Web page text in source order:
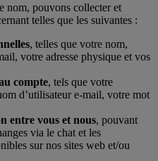
nom, pouvons collecter et
telles que les suivantes :
, telles que votre nom,
votre adresse physique et vos
compte, tels que votre
d’utilisateur e-mail, votre mot
entre vous et nous, pouvant
via le chat et les
sur nos sites web et/ou